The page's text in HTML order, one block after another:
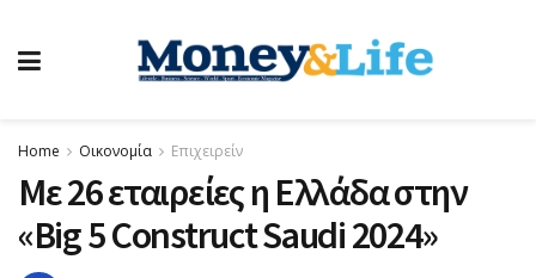
Home Οικονομία Επιχειρείν
Με 26 εταιρείες η Ελλάδα στην
«Βig 5 Construct Saudi 2024»